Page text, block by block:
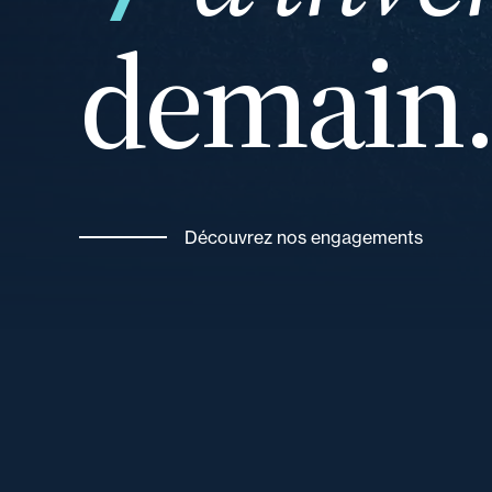
demain.
Découvrez nos engagements